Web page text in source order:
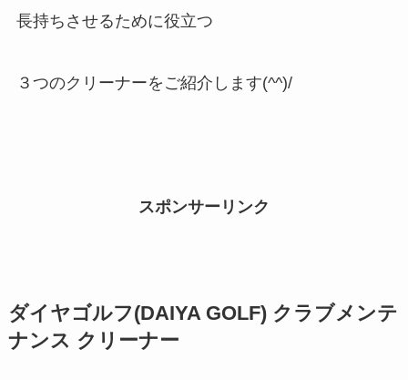
長持ちさせるために役立つ
３つのクリーナーをご紹介します(^^)/
スポンサーリンク
ダイヤゴルフ(DAIYA GOLF) クラブメンテ
ナンス クリーナー